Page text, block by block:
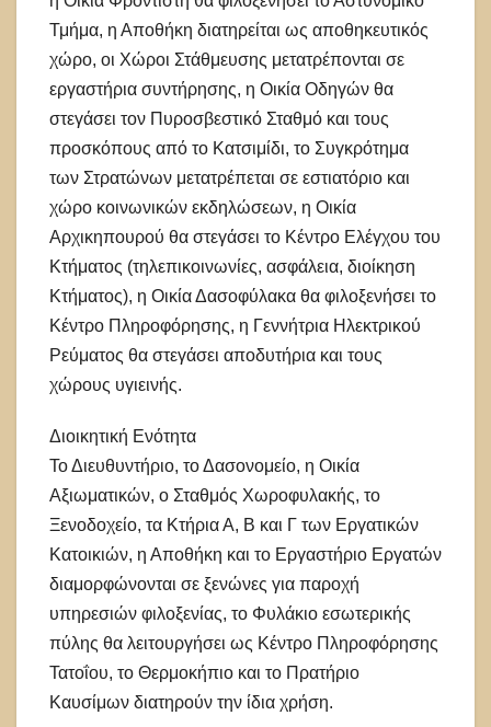
Τμήμα, η Αποθήκη διατηρείται ως αποθηκευτικός
χώρο, οι Χώροι Στάθμευσης μετατρέπονται σε
εργαστήρια συντήρησης, η Οικία Οδηγών θα
στεγάσει τον Πυροσβεστικό Σταθμό και τους
προσκόπους από το Κατσιμίδι, το Συγκρότημα
των Στρατώνων μετατρέπεται σε εστιατόριο και
χώρο κοινωνικών εκδηλώσεων, η Οικία
Αρχικηπουρού θα στεγάσει το Κέντρο Ελέγχου του
Κτήματος (τηλεπικοινωνίες, ασφάλεια, διοίκηση
Κτήματος), η Οικία Δασοφύλακα θα φιλοξενήσει το
Κέντρο Πληροφόρησης, η Γεννήτρια Ηλεκτρικού
Ρεύματος θα στεγάσει αποδυτήρια και τους
χώρους υγιεινής.
Διοικητική Ενότητα
Το Διευθυντήριο, το Δασονομείο, η Οικία
Αξιωματικών, ο Σταθμός Χωροφυλακής, το
Ξενοδοχείο, τα Κτήρια Α, Β και Γ των Εργατικών
Κατοικιών, η Αποθήκη και το Εργαστήριο Εργατών
διαμορφώνονται σε ξενώνες για παροχή
υπηρεσιών φιλοξενίας, το Φυλάκιο εσωτερικής
πύλης θα λειτουργήσει ως Κέντρο Πληροφόρησης
Τατοΐου, το Θερμοκήπιο και το Πρατήριο
Καυσίμων διατηρούν την ίδια χρήση.